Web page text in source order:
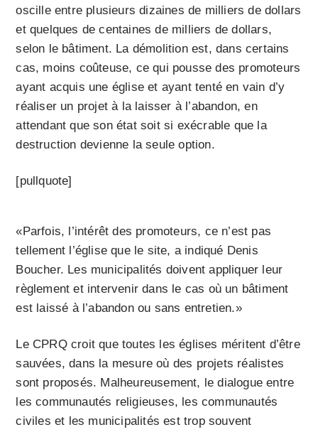
oscille entre plusieurs dizaines de milliers de dollars
et quel­ques de centaines de milliers de dollars,
selon le bâtiment. La démolition est, dans certains
cas, moins coûteuse, ce qui pousse des promoteurs
ayant acquis une église et ayant tenté en vain d’y
réaliser un projet à la laisser à l’abandon, en
attendant que son état soit si exécrable que la
destruction devienne la seule option.
[pullquote]
«Parfois, l’intérêt des promoteurs, ce n’est pas
tellement l’église que le site, a indiqué Denis
Boucher. Les municipalités doivent appliquer leur
règlement et intervenir dans le cas où un bâtiment
est laissé à l’abandon ou sans entretien.»
Le CPRQ croit que toutes les églises méritent d’être
sauvées, dans la mesure où des projets réalistes
sont proposés. Malheureusement, le dialogue entre
les communautés religieuses, les communautés
civiles et les municipalités est trop souvent